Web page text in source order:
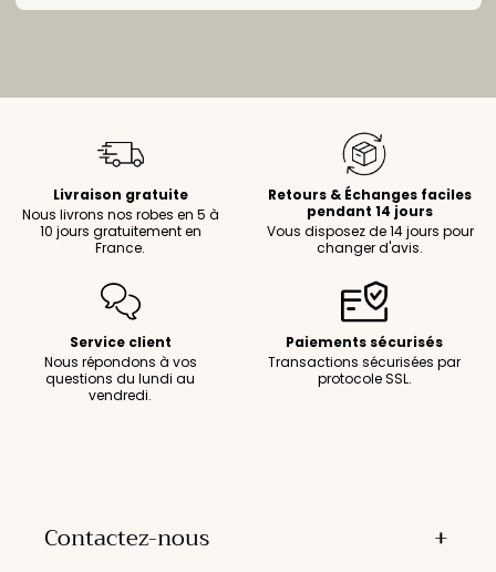
Livraison gratuite
Nous livrons nos robes en 5 à
10 jours gratuitement en
France.
Retours & Échanges faciles
pendant 14 jours
Vous disposez de 14 jours pour
changer d'avis.
Service client
Nous répondons à vos
questions du lundi au
vendredi.
Paiements sécurisés
Transactions sécurisées par
protocole SSL.
Contactez-nous